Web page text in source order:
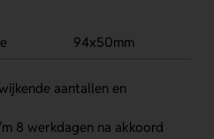
94x50mm
aantallen en
8 werkdagen na akkoord